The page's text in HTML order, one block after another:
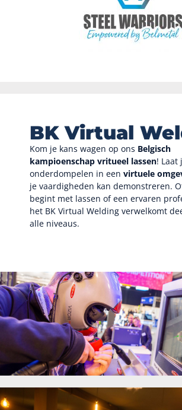
BK Virtual
Kom je kans wagen op ons Belgisch
kampioenschap vritueel lassen! Laat
onderdompelen in een virtuele
je vaardigheden kan demonstreren.
begint met lassen of een ervaren
het BK Virtual Welding verwelkomt
alle niveaus.